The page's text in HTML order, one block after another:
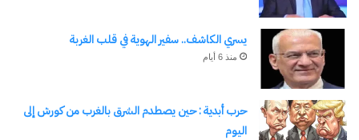
شارك هذا الموضوع:
فيس بوك
معجب بهذه:
يسري الكاشف.. سفير الهوية في قلب الغربة
منذ 6 أيام
حرب أبدية : حين يصطدم الشرق بالغرب من كورش إلى
اليوم